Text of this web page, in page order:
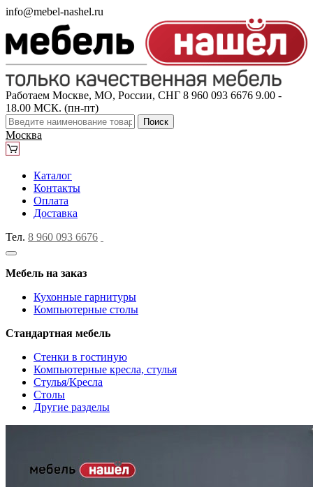
info@mebel-nashel.ru
Работаем Москве, МО, России, СНГ 8 960 093 6676 9.00 -
18.00 МСК. (пн-пт)
Поиск
Москва
Каталог
Контакты
Оплата
Доставка
Тел. 8 960 093 6676
Мебель на заказ
Кухонные гарнитуры
Компьютерные столы
Стандартная мебель
Стенки в гостиную
Компьютерные кресла, стулья
Стулья/Кресла
Столы
Другие разделы